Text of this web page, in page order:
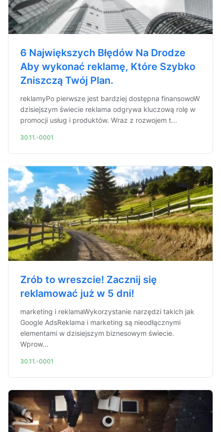
6 Największych Błędów Na Drodze
Aby wykonać reklamę, Które Szybko
Zniszczą Twój Plan.
reklamyPo pierwsze jest bardziej dostępna finansowoW
dzisiejszym świecie reklama odgrywa kluczową rolę w
promocji usług i produktów. Wraz z rozwojem t...
30.11.-0001
Zrób to wreszcie! Zacznij się
reklamować już w 5 dni!
marketing i reklamaWykorzystanie narzędzi takich jak
Google AdsReklama i marketing są nieodłącznymi
elementami w dzisiejszym biznesowym świecie.
Wprow...
30.11.-0001